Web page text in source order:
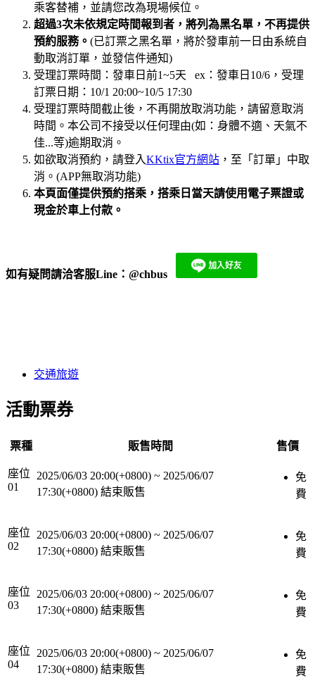
乘客替補，並請您改為現場候位。
超過3次未依規定時間報到者，將列為黑名單，不再提供
預約服務。 (已訂票之黑名單，將於發車前一日由系統自
動取消訂單，並發信件通知)
受理訂票時間：發車日前1~5天 ex：發車日10/6，受理
訂票日期：10/1 20:00~10/5 17:30
受理訂票時間截止後，不再開放取消功能，請留意取消
時間。本公司不接受以任何理由(如：身體不適、天氣不
佳...等)逾期取消。
如欲取消預約，請登入KKtix官方網站 ，至「訂單」中取
消。(APP無取消功能)
本頁面僅提供預約搭乘，搭乘日當天請使用電子票證或
現金於車上付款。
如有疑問請洽客服Line： @chbus
交通旅遊
活動票券
票種 販售時間 售價
座位
01
2025/06/03 20:00(+0800) ~ 2025/06/07
17:30(+0800) 結束販售
免
費
座位
02
2025/06/03 20:00(+0800) ~ 2025/06/07
17:30(+0800) 結束販售
免
費
座位
03
2025/06/03 20:00(+0800) ~ 2025/06/07
17:30(+0800) 結束販售
免
費
座位
04
2025/06/03 20:00(+0800) ~ 2025/06/07
17:30(+0800) 結束販售
免
費